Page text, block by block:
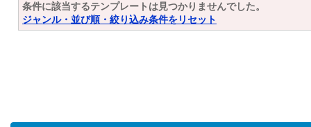
条件に該当するテンプレートは見つかりませんでした。
ジャンル・並び順・絞り込み条件をリセット